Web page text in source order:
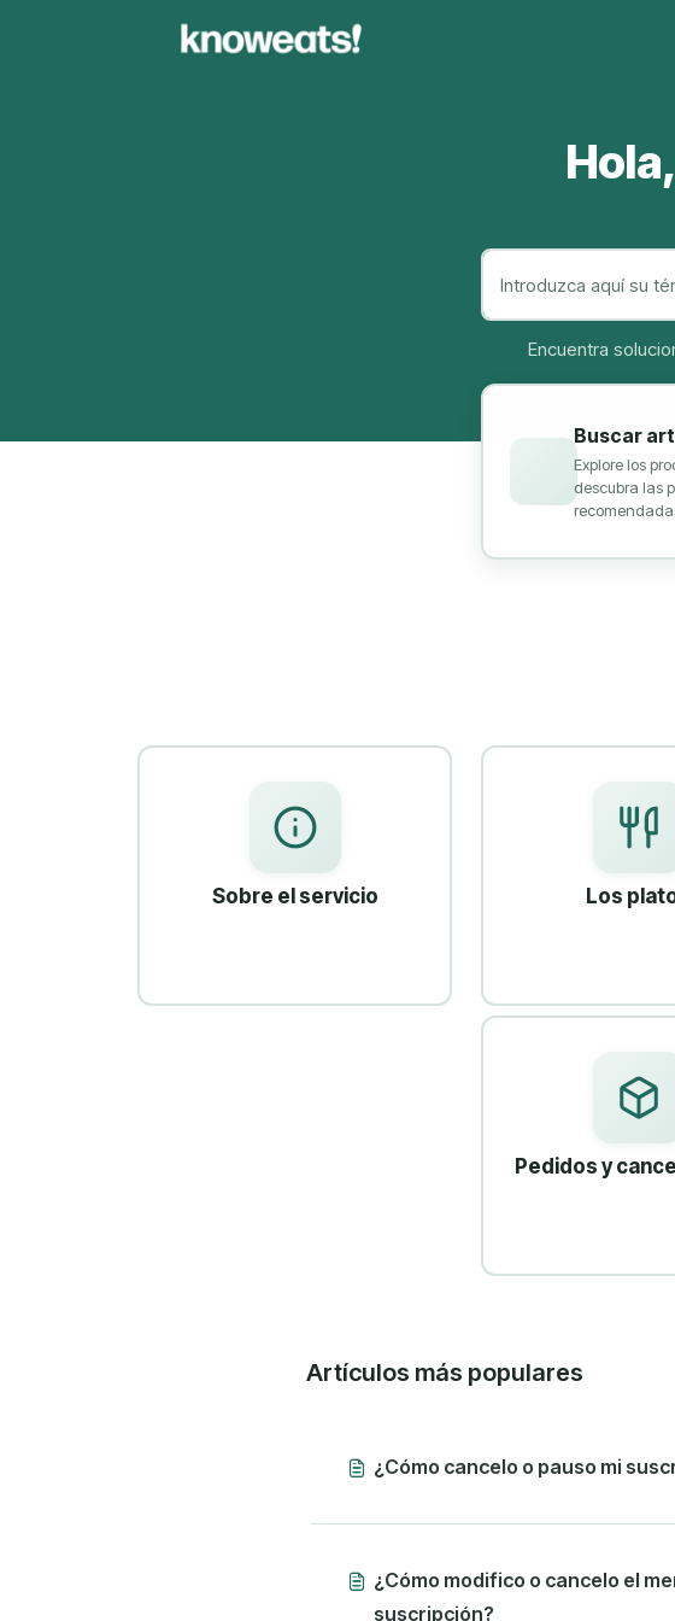
Buscar
Explore los
descubra las
Sobre el servicio Los
Pedidos y
Artículos más populares
¿Cómo cancelo o pauso mi
¿Cómo modifico o cancelo el
suscripción?